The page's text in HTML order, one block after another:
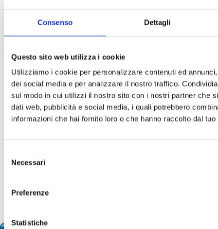
Consenso Dettagli
Questo sito web utilizza i cookie
Utilizziamo i cookie per personalizzare contenuti ed
dei social media e per analizzare il nostro traffico.
sul modo in cui utilizzi il nostro sito con i nostri partner che
dati web, pubblicità e social media, i quali potrebbero
informazioni che hai fornito loro o che hanno raccolto dal
delNecessari
Preferenze
Statistiche